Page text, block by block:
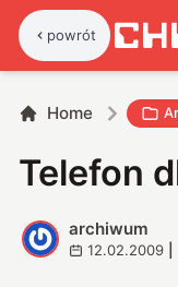
powrót
Home
Telefon
A
archiwum
12.02.2009